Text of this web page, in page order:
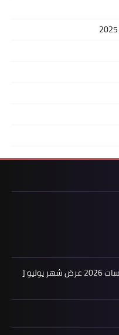
اعلن لدينا فى مدونة ترددات النايل سات 2026 عرض شهر يوليو [